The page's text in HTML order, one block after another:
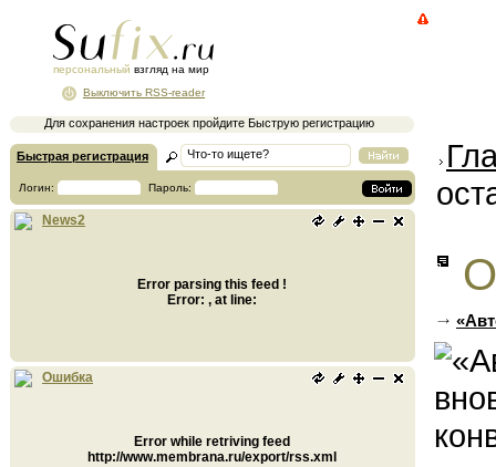
персональный взгляд на мир
Для сохранения настроек пройдите Быструю регистрацию
Выключить RSS-reader
Быстрая регистрация
Логин: Пароль:
News2
Error parsing this feed !
Error: , at line:
Ошибка
Error while retriving feed
http://www.membrana.ru/export/rss.xml